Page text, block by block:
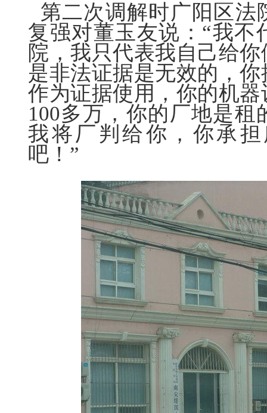
第二次调解时广阳区法
复强对董玉友说：“我不
院，我只代表我自己给
是非法证据是无效的，
作为证据使用，你的机
100多万，你的厂地是
我将厂判给你，你承
吧！”